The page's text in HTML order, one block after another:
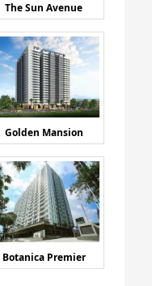
The Sun Avenue
Golden Mansion
Botanica Premier